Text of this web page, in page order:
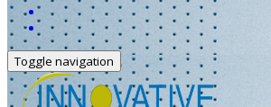
Toggle navigation